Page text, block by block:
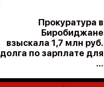
Прокуратура в
Биробиджане
взыскала 1,7 млн руб.
долга по зарплате для
...